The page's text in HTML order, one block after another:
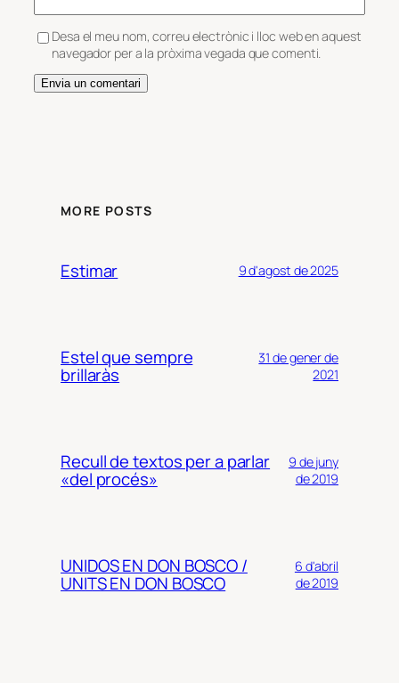
Desa el meu nom, correu electrònic i lloc web en aquest
navegador per a la pròxima vegada que comenti.
MORE POSTS
Estimar 9 d'agost de 2025
Estel que sempre
brillaràs
31 de gener de
2021
Recull de textos per a parlar
«del procés»
9 de juny
de 2019
UNIDOS EN DON BOSCO /
UNITS EN DON BOSCO
6 d'abril
de 2019